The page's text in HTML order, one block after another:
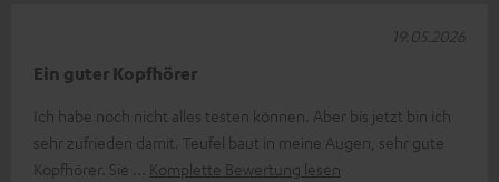
Ein guter Kopfhörer
Ich habe noch nicht alles testen können. Aber bis jetzt bin ich
sehr zufrieden damit. Teufel baut in meine Augen, sehr gute
Kopfhörer. Sie
Komplette Bewertung lesen
19.05.2026